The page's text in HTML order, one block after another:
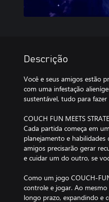
Descrição
Você e seus amigos estão
com uma infestação
sustentável, tudo para
COUCH FUN MEETS
Cada partida começa em
planejamento e
amigos precisarão gerar
e cuidar um do outro, se
Como um jogo COUCH-
controle e jogar. Ao mesmo
longo prazo, expandindo e